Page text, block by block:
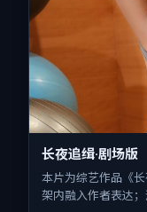
长夜追缉·剧场版
本片为综艺作品《
架内融入作者表达